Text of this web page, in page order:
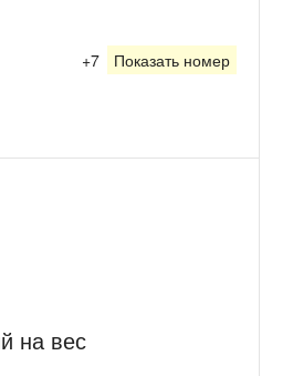
+7 Показать номер
на вес